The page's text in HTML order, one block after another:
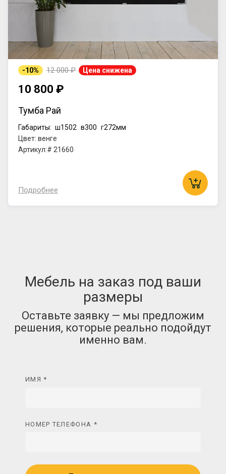
-10% 12 000 ₽ Цена снижена
10 800 ₽
Тумба Рай
Габариты: ш1502 в300 г272мм
Цвет: венге
Артикул:# 21660
Подробнее
Мебель на заказ под ваши
размеры
Оставьте заявку — мы предложим
решения, которые реально подойдут
именно вам.
ИМЯ *
НОМЕР ТЕЛЕФОНА *